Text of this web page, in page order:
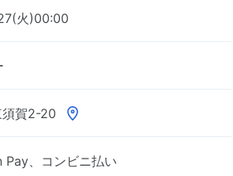
火)00:00
須賀2-20
Pay、コンビニ払い